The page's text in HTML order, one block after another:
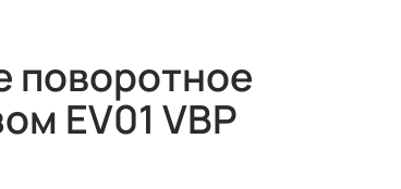
поворотное
EV01 VBP